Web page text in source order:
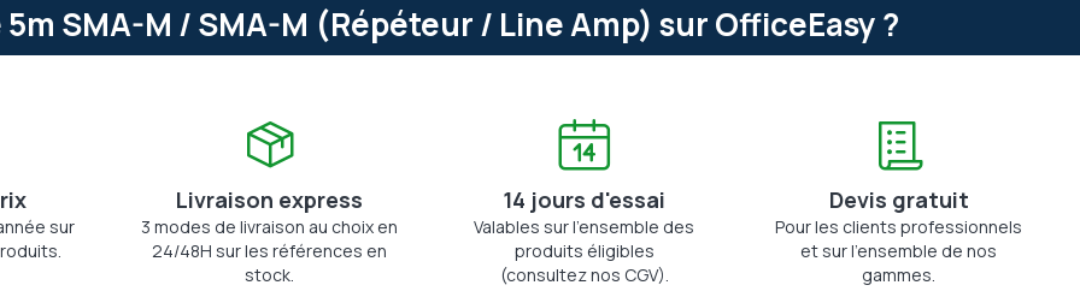
SMA-M / SMA-M (Répéteur / Line Amp) sur OfficeEasy ?
sur
Livraison express
3 modes de livraison au choix en
24/48H sur les références en
stock.
14 jours d'essai
Valables sur l'ensemble des
produits éligibles
(consultez nos CGV).
Devis gratuit
Pour les clients professionnels
et sur l'ensemble de nos
gammes.